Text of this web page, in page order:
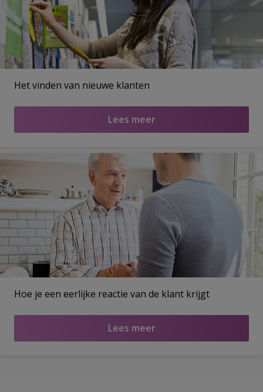
Het vinden van nieuwe klanten
Lees meer
Hoe je een eerlijke reactie van de klant krijgt
Lees meer